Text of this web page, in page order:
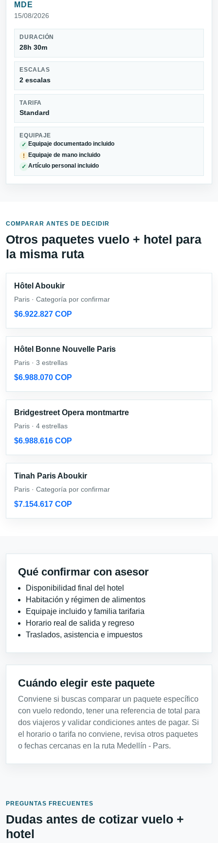
MDE
15/08/2026
DURACIÓN
28h 30m
ESCALAS
2 escalas
TARIFA
Standard
EQUIPAJE
✓ Equipaje documentado incluido
! Equipaje de mano incluido
✓ Artículo personal incluido
COMPARAR ANTES DE DECIDIR
Otros paquetes vuelo + hotel para
la misma ruta
Hôtel Aboukir
Paris · Categoría por confirmar
$6.922.827 COP
Hôtel Bonne Nouvelle Paris
Paris · 3 estrellas
$6.988.070 COP
Bridgestreet Opera montmartre
Paris · 4 estrellas
$6.988.616 COP
Tinah Paris Aboukir
Paris · Categoría por confirmar
$7.154.617 COP
Qué confirmar con asesor
Disponibilidad final del hotel
Habitación y régimen de alimentos
Equipaje incluido y familia tarifaria
Horario real de salida y regreso
Traslados, asistencia e impuestos
Cuándo elegir este paquete
Conviene si buscas comparar un paquete específico
con vuelo redondo, tener una referencia de total para
dos viajeros y validar condiciones antes de pagar. Si
el horario o tarifa no conviene, revisa otros paquetes
o fechas cercanas en la ruta Medellín - Pars.
PREGUNTAS FRECUENTES
Dudas antes de cotizar vuelo +
hotel